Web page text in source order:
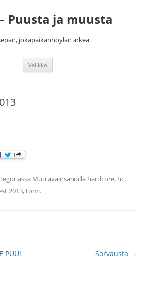
Puusta ja muusta
jokapaikanhöylän arkea
Valikko
Muu avainsanoilla hardcore, hc,
2013,torvi.
PUU! Sorvausta →